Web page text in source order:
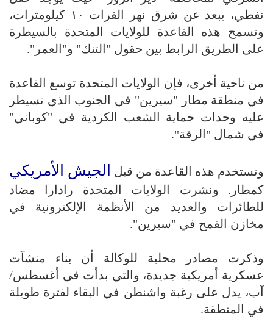
نفطي، يبعد عن شرق نهر الفرات ۱۰ كيلومترات،
وتسمح هذه القاعدة للولايات المتحدة بالسيطرة
على الطريق الرابط بين حقول "التنك" و"العمر".
من ناحية أخرى، فإن الولايات المتحدة توسع القاعدة
في منطقة مطار "سيرين" في الجنوب الذي تسيطر
عليه وحدات حماية الشعب الكردية في "كوباني"
في شمال "الرقة".
وتستخدم هذه القاعدة من قبل الجيش الأمريكي
كمطار. ونشرت الولايات المتحدة رادارا مضاد
للطائرات والعديد من الأنظمة الإلكترونية في
مخازن القمح في "سيرين".
وذكرت مصادر محلية للوكالة أن بناء منشآت
عسكرية أمريكية جديدة، والتي بدأت في أغسطس/
آب، يدل على رغبة واشنطن في البقاء لفترة طويلة
في المنطقة.